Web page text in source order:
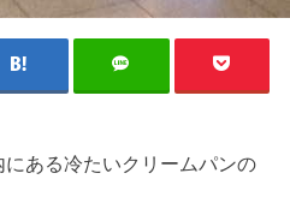
ある冷たいクリームパンの